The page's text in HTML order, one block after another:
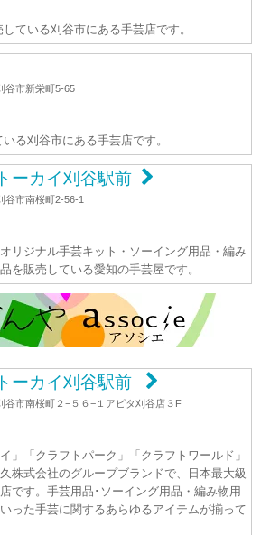
ている刈谷市にある手芸店です。
谷市新栄町5-65
る刈谷市にある手芸店です。
ーカイ刈谷駅前
谷市南桜町2-56-1
リジナル手芸キット・ソーイング用品・編み
を販売している愛知の手芸屋です。
ーカイ刈谷駅前
谷市南桜町２−５６−１アピタ刈谷店３F
」「クラフトパーク」「クラフトワールド」
株式会社のグループブランドで、日本最大級
です。手芸用品･ソーイング用品・編み物用
った手芸に関するあらゆるアイテムが揃って